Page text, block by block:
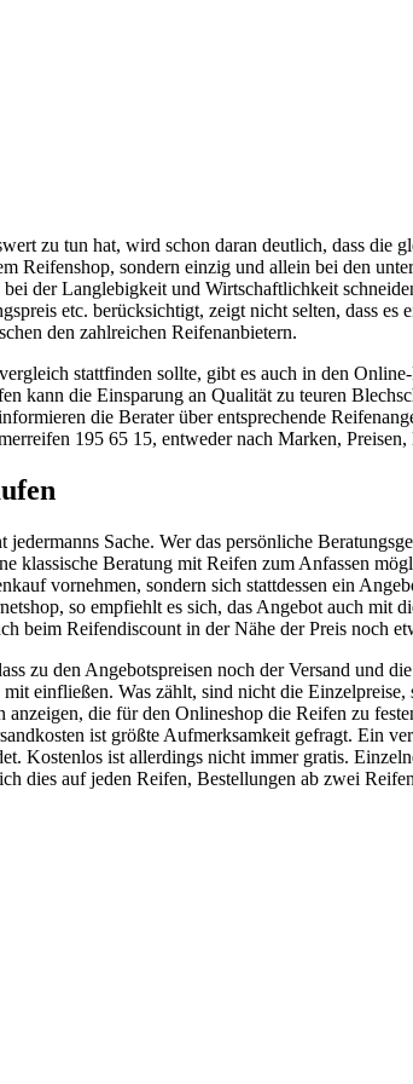
zu tun hat, wird schon daran deutlich, dass
Reifenshop, sondern einzig und allein bei den
der Langlebigkeit und Wirtschaftlichkeit
etc. berücksichtigt, zeigt nicht selten, dass
den zahlreichen Reifenanbietern.
stattfinden sollte, gibt es auch in den
kann die Einsparung an Qualität zu teuren
die Berater über entsprechende
195 65 15, entweder nach Marken,
Sache. Wer das persönliche
klassische Beratung mit Reifen zum Anfassen
vornehmen, sondern sich stattdessen ein
so empfiehlt es sich, das Angebot auch
beim Reifendiscount in der Nähe der Preis noch
zu den Angebotspreisen noch der Versand und
einfließen. Was zählt, sind nicht die
die für den Onlineshop die Reifen zu
ist größte Aufmerksamkeit gefragt. Ein
Kostenlos ist allerdings nicht immer gratis.
dies auf jeden Reifen, Bestellungen ab zwei